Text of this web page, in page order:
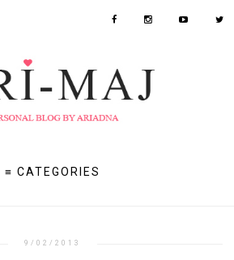
≡ CATEGORIES
9/02/2013